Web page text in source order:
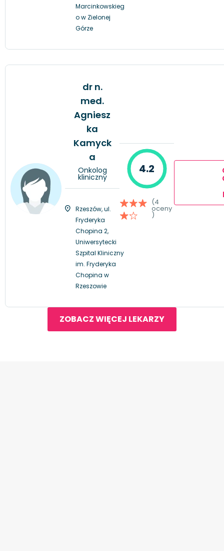
Marcinkowskieg
o w Zielonej
Górze
dr n.
med.
Agniesz
ka
Kamyck
a
Onkolog
kliniczny
Rzeszów, ul.
Fryderyka
Chopina 2,
Uniwersytecki
Szpital Kliniczny
im. Fryderyka
Chopina w
Rzeszowie
4.2
(4
oceny
)
ZOBACZ WIĘCEJ LEKARZY